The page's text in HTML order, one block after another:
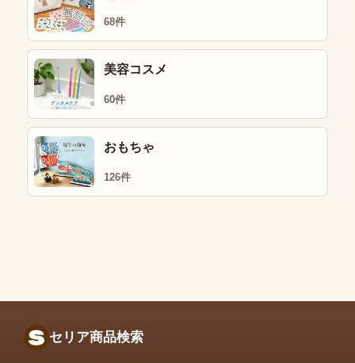
68件
美容コスメ
60件
おもちゃ
126件
セリア商品検索